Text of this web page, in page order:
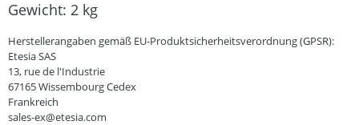
Gewicht: 2 kg
Herstellerangaben gemäß EU-Produktsicherheitsverordnung (GPSR):
Etesia SAS
13, rue de l'Industrie
67165 Wissembourg Cedex
Frankreich
sales-ex@etesia.com